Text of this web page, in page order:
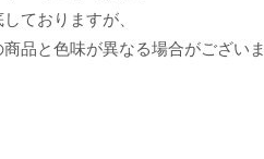
ておりますが、
品と色味が異なる場合がございま